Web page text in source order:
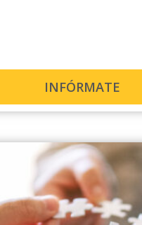
INFÓRMATE